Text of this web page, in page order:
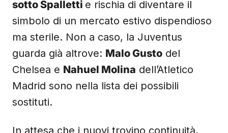
sotto Spalletti e rischia di diventare il
simbolo di un mercato estivo dispendioso
ma sterile. Non a caso, la Juventus
guarda già altrove: Malo Gusto del
Chelsea e Nahuel Molina dell’Atletico
Madrid sono nella lista dei possibili
sostituti.
In attesa che i nuovi trovino continuità,